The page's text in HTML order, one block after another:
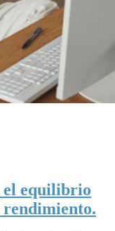
el equilibrio